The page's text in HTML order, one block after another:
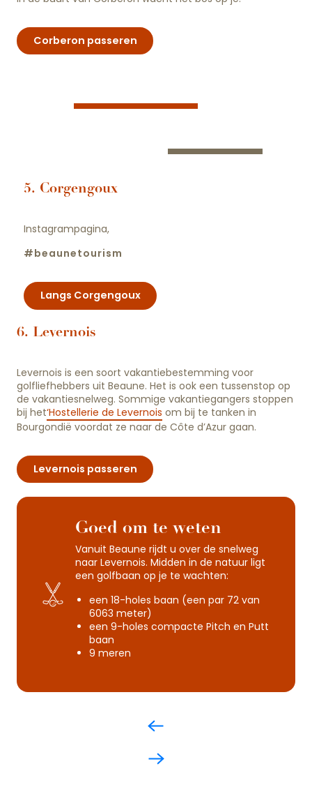
Corberon passeren
5. Corgengoux
Instagrampagina,
#beaunetourism
Langs Corgengoux
6. Levernois
Levernois is een soort vakantiebestemming voor
golfliefhebbers uit Beaune. Het is ook een tussenstop op
de vakantiesnelweg. Sommige vakantiegangers stoppen
bij het‘Hostellerie de Levernois om bij te tanken in
Bourgondië voordat ze naar de Côte d’Azur gaan.
Levernois passeren
Goed om te weten
Vanuit Beaune rijdt u over de snelweg
naar Levernois. Midden in de natuur ligt
een golfbaan op je te wachten:
een 18-holes baan (een par 72 van
6063 meter)
een 9-holes compacte Pitch en Putt
baan
9 meren